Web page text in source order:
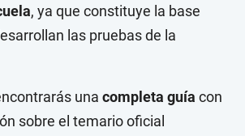
, ya que constituye la base
las pruebas de la
una completa guía con
sobre el temario oficial